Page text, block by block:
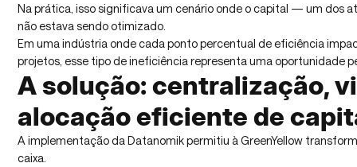
Na prática, isso significava um cenário onde o capital — um dos
não estava sendo otimizado.
Em uma indústria onde cada ponto percentual de eficiência
projetos, esse tipo de ineficiência representa uma oportunidade
A solução: centralização,
alocação eficiente de
A implementação da Datanomik permitiu à GreenYellow
caixa.